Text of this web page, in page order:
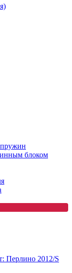
блоком
Перлино 2012/S